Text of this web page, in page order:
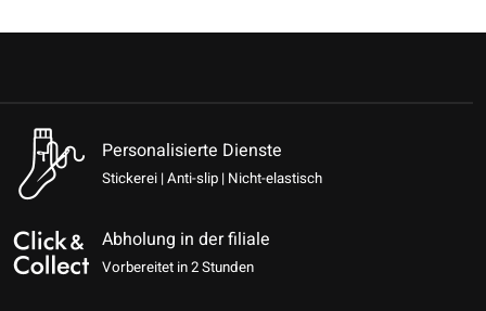
Personalisierte Dienste
Stickerei | Anti-slip | Nicht-elastisch
Abholung in der filiale
Vorbereitet in 2 Stunden